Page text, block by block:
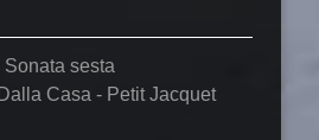
Sonata sesta
Casa - Petit Jacquet